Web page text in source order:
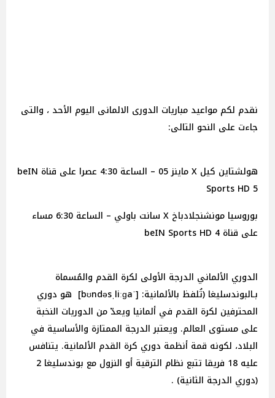
نقدم لكم مواعيد مباريات الدورى الالمانى اليوم الأحد ، والتى
جاءت على النحو التالى:
هولشتاين كيل X ماينز 05 – الساعة 4:30 عصرا على قناة beIN
Sports HD 5
بوروسيا مونشنجلادباخ X سانت باولي – الساعة 6:30 مساء
على قناة beIN Sports HD 4
الدوري الألماني الدرجة الأولى لكرة القدم والمُسماة
بـالبوندسليغا (تُلفظ بالألمانية: [ˈbʊndəsˌliːɡa] هو دوري
المحترفين لكرة القدم في ألمانيا ويعدّ من الدوريات النخبة
على مستوى العالم. ويعتبر الدرجة الممتازة والأساسية في
البلاد، لكونه قمة أنظمة دوري كرة القدم الألمانية. يتنافس
عليه 18 فريقا تتبع نظام الترقية أو النزول مع بوندسليغا 2
(دوري الدرجة الثانية) .